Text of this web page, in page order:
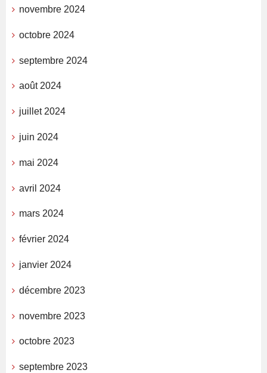
novembre 2024
octobre 2024
septembre 2024
août 2024
juillet 2024
juin 2024
mai 2024
avril 2024
mars 2024
février 2024
janvier 2024
décembre 2023
novembre 2023
octobre 2023
septembre 2023